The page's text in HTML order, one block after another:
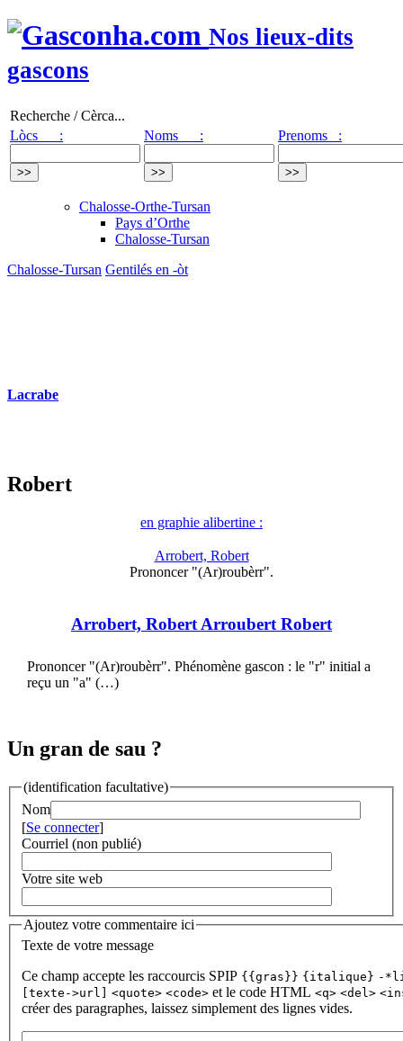
Nos lieux-dits
gascons
Recherche / Cèrca...
Lòcs :
Noms : Prenoms :
Chalosse-Orthe-Tursan
Pays d’Orthe
Chalosse-Tursan
Chalosse-Tursan Gentilés en -òt
Lacrabe
Robert
en graphie alibertine :
Arrobert, Robert
Prononcer "(Ar)roubèrr".
Arrobert, Robert Arroubert Robert
Prononcer "(Ar)roubèrr". Phénomène gascon : le "r" initial a
reçu un "a" (…)
Un gran de sau ?
(identification facultative)
Nom
[Se connecter]
Courriel (non publié)
Votre site web
Ajoutez votre commentaire ici
Texte de votre message
Ce champ accepte les raccourcis SPIP {{gras}} {italique} -
[texte->url]
<quote> <code> et le code HTML <q> <del>
créer des paragraphes, laissez simplement des lignes vides.